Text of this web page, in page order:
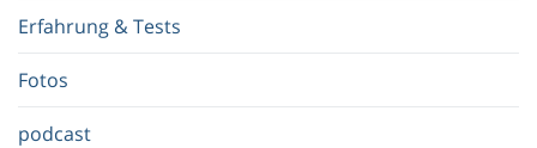
f
.
.
.
Erfahrung & Tests
Fotos
podcast